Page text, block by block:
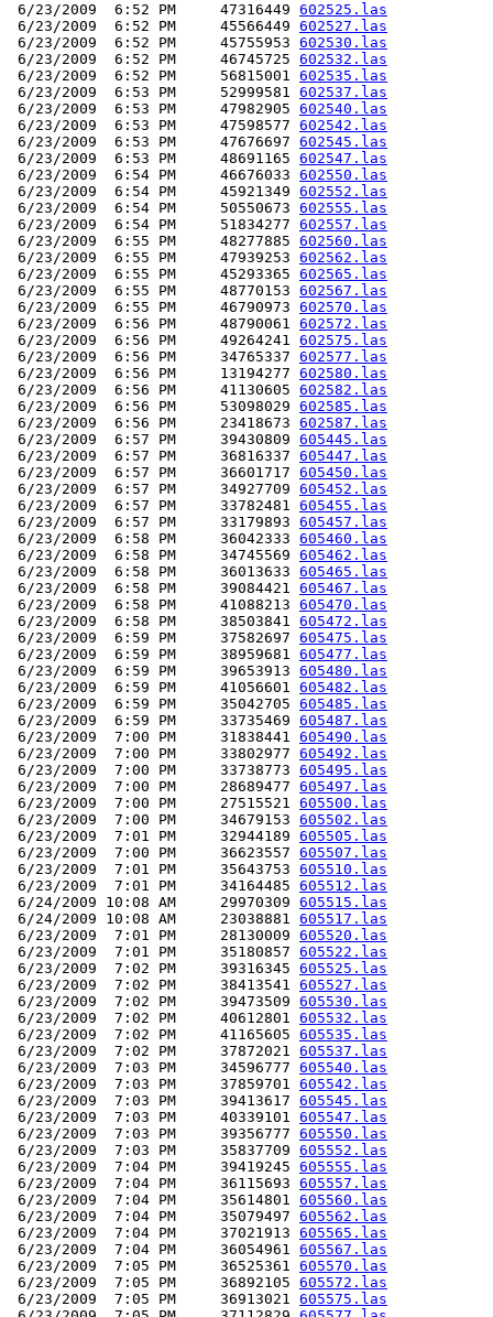
6/23/2009  6:52 PM     47316449 602525.las
6/23/2009  6:52 PM     45566449 602527.las
6/23/2009  6:52 PM     45755953 602530.las
6/23/2009  6:52 PM     46745725 602532.las
6/23/2009  6:52 PM     56815001 602535.las
6/23/2009  6:53 PM     52999581 602537.las
6/23/2009  6:53 PM     47982905 602540.las
6/23/2009  6:53 PM     47598577 602542.las
6/23/2009  6:53 PM     47676697 602545.las
6/23/2009  6:53 PM     48691165 602547.las
6/23/2009  6:54 PM     46676033 602550.las
6/23/2009  6:54 PM     45921349 602552.las
6/23/2009  6:54 PM     50550673 602555.las
6/23/2009  6:54 PM     51834277 602557.las
6/23/2009  6:55 PM     48277885 602560.las
6/23/2009  6:55 PM     47939253 602562.las
6/23/2009  6:55 PM     45293365 602565.las
6/23/2009  6:55 PM     48770153 602567.las
6/23/2009  6:55 PM     46790973 602570.las
6/23/2009  6:56 PM     48790061 602572.las
6/23/2009  6:56 PM     49264241 602575.las
6/23/2009  6:56 PM     34765337 602577.las
6/23/2009  6:56 PM     13194277 602580.las
6/23/2009  6:56 PM     41130605 602582.las
6/23/2009  6:56 PM     53098029 602585.las
6/23/2009  6:56 PM     23418673 602587.las
6/23/2009  6:57 PM     39430809 605445.las
6/23/2009  6:57 PM     36816337 605447.las
6/23/2009  6:57 PM     36601717 605450.las
6/23/2009  6:57 PM     34927709 605452.las
6/23/2009  6:57 PM     33782481 605455.las
6/23/2009  6:57 PM     33179893 605457.las
6/23/2009  6:58 PM     36042333 605460.las
6/23/2009  6:58 PM     34745569 605462.las
6/23/2009  6:58 PM     36013633 605465.las
6/23/2009  6:58 PM     39084421 605467.las
6/23/2009  6:58 PM     41088213 605470.las
6/23/2009  6:58 PM     38503841 605472.las
6/23/2009  6:59 PM     37582697 605475.las
6/23/2009  6:59 PM     38959681 605477.las
6/23/2009  6:59 PM     39653913 605480.las
6/23/2009  6:59 PM     41056601 605482.las
6/23/2009  6:59 PM     35042705 605485.las
6/23/2009  6:59 PM     33735469 605487.las
6/23/2009  7:00 PM     31838441 605490.las
6/23/2009  7:00 PM     33802977 605492.las
6/23/2009  7:00 PM     33738773 605495.las
6/23/2009  7:00 PM     28689477 605497.las
6/23/2009  7:00 PM     27515521 605500.las
6/23/2009  7:00 PM     34679153 605502.las
6/23/2009  7:01 PM     32944189 605505.las
6/23/2009  7:00 PM     36623557 605507.las
6/23/2009  7:01 PM     35643753 605510.las
6/23/2009  7:01 PM     34164485 605512.las
6/24/2009 10:08 AM     29970309 605515.las
6/24/2009 10:08 AM     23038881 605517.las
6/23/2009  7:01 PM     28130009 605520.las
6/23/2009  7:01 PM     35180857 605522.las
6/23/2009  7:02 PM     39316345 605525.las
6/23/2009  7:02 PM     38413541 605527.las
6/23/2009  7:02 PM     39473509 605530.las
6/23/2009  7:02 PM     40612801 605532.las
6/23/2009  7:02 PM     41165605 605535.las
6/23/2009  7:02 PM     37872021 605537.las
6/23/2009  7:03 PM     34596777 605540.las
6/23/2009  7:03 PM     37859701 605542.las
6/23/2009  7:03 PM     39413617 605545.las
6/23/2009  7:03 PM     40339101 605547.las
6/23/2009  7:03 PM     39356777 605550.las
6/23/2009  7:03 PM     35837709 605552.las
6/23/2009  7:04 PM     39419245 605555.las
6/23/2009  7:04 PM     36115693 605557.las
6/23/2009  7:04 PM     35614801 605560.las
6/23/2009  7:04 PM     35079497 605562.las
6/23/2009  7:04 PM     37021913 605565.las
6/23/2009  7:04 PM     36054961 605567.las
6/23/2009  7:05 PM     36525361 605570.las
6/23/2009  7:05 PM     36892105 605572.las
6/23/2009  7:05 PM     36913021 605575.las